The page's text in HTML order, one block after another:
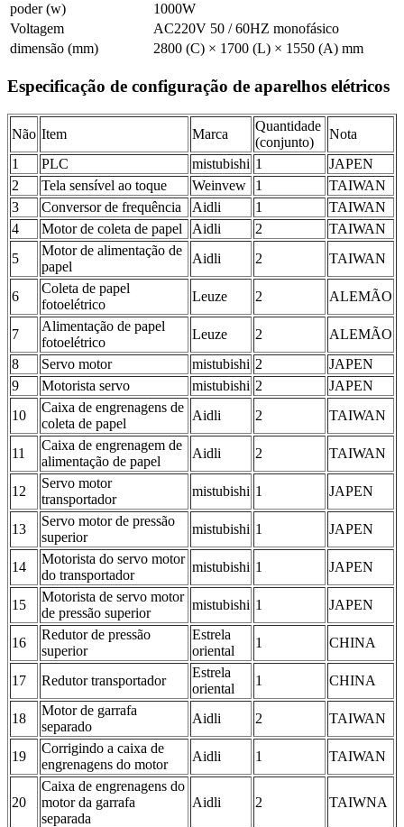
poder (w)
1000W
Voltagem
AC220V 50 / 60HZ monofásico
dimensão (mm)
2800 (C) × 1700 (L) × 1550 (A) mm
Especificação de configuração de aparelhos elétricos
Não Item Marca
Quantidade
(conjunto)
Nota
1
PLC mistubishi 1
JAPEN
2
Tela sensível ao toque Weinvew 1
TAIWAN
3
Conversor de frequência Aidli 1
TAIWAN
4
Motor de coleta de papel Aidli 2
TAIWAN
5
Motor de alimentação de
papel
Aidli 2 TAIWAN
6
Coleta de papel
fotoelétrico
Leuze 2 ALEMÃO
7
Alimentação de papel
fotoelétrico
Leuze 2
ALEMÃO
8
Servo motor mistubishi 2
JAPEN
9
Motorista servo mistubishi 2
JAPEN
10
Caixa de engrenagens de
coleta de papel
Aidli 2 TAIWAN
11
Caixa de engrenagem de
alimentação de papel
Aidli 2 TAIWAN
12
Servo motor
transportador
mistubishi 1 JAPEN
13
Servo motor de pressão
superior
mistubishi 1 JAPEN
14
Motorista do servo motor
do transportador
mistubishi 1 JAPEN
15
Motorista de servo motor
de pressão superior
mistubishi 1 JAPEN
16
Redutor de pressão
superior
Estrela
oriental
1 CHINA
17 Redutor transportador
Estrela
oriental
1 CHINA
18
Motor de garrafa
separado
Aidli 2 TAIWAN
19
Corrigindo a caixa de
engrenagens do motor
Aidli 1 TAIWAN
20
Caixa de engrenagens do
motor da garrafa
separada
Aidli 2 TAIWNA